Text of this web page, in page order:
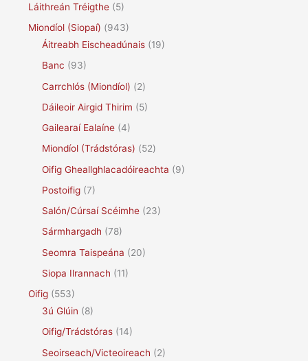
Láithreán Tréigthe (5)
Miondíol (Siopaí) (943)
Áitreabh Eischeadúnais (19)
Banc (93)
Carrchlós (Miondíol) (2)
Dáileoir Airgid Thirim (5)
Gailearaí Ealaíne (4)
Miondíol (Trádstóras) (52)
Oifig Gheallghlacadóireachta (9)
Postoifig (7)
Salón/Cúrsaí Scéimhe (23)
Sármhargadh (78)
Seomra Taispeána (20)
Siopa Ilrannach (11)
Oifig (553)
3ú Glúin (8)
Oifig/Trádstóras (14)
Seoirseach/Victeoireach (2)